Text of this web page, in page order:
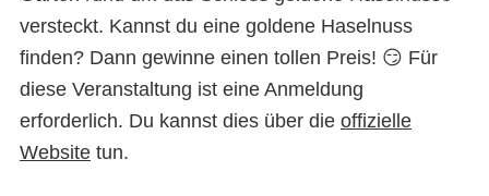
versteckt. Kannst du eine goldene Haselnuss
finden? Dann gewinne einen tollen Preis! 😏 Für
diese Veranstaltung ist eine Anmeldung
erforderlich. Du kannst dies über die offizielle
Website tun.